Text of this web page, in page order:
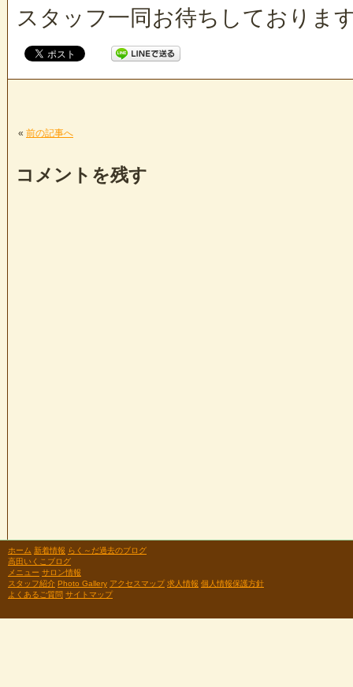
スタッフ一同お待ちしておりま
« 前の記事へ
コメントを残す
ホーム 新着情報 らく～だ過去のブログ
高田いくこブログ
メニュー サロン情報
スタッフ紹介 Photo Gallery アクセスマップ 求人情報 個人情報保護方針
よくあるご質問 サイトマップ